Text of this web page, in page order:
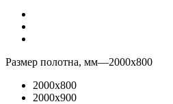
Размер полотна, мм—2000x800
2000x800
2000x900